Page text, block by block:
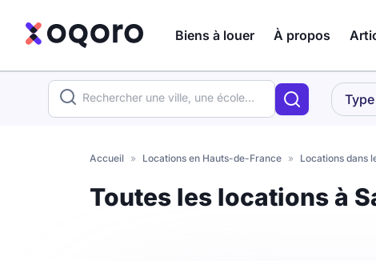
Biens à louer À propos
Votre
recherche
Accueil » Locations en Hauts-de-France » Locations dans
Toutes les locations à